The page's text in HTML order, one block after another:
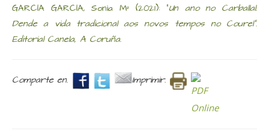
GARCÍA GARCÍA, Sonia Mª (2021): "Un ano no Carballal.
Dende a vida tradicional aos novos tempos no Courel".
Editorial Canela, A Coruña.
Comparte en. Imprimir.